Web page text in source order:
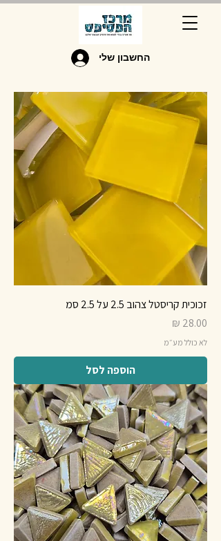
החשבון שלי
זכוכית קריסטל צהוב 2.5 על 2.5 סמ
מחיר
לא כולל מע״מ
הוספה לסל